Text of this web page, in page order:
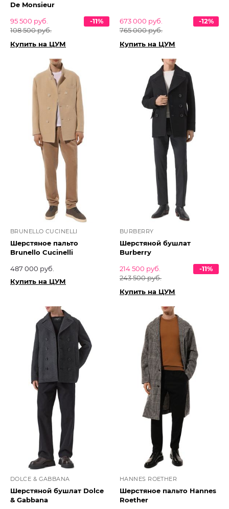
De Monsieur
95 500 руб.
108 500 руб.
-11%
Купить на ЦУМ
673 000 руб.
765 000 руб.
-12%
Купить на ЦУМ
BRUNELLO CUCINELLI
Шерстяное пальто
Brunello Cucinelli
487 000 руб.
Купить на ЦУМ
BURBERRY
Шерстяной бушлат
Burberry
214 500 руб.
243 500 руб.
-11%
Купить на ЦУМ
DOLCE & GABBANA
Шерстяной бушлат Dolce
& Gabbana
HANNES ROETHER
Шерстяное пальто Hannes
Roether